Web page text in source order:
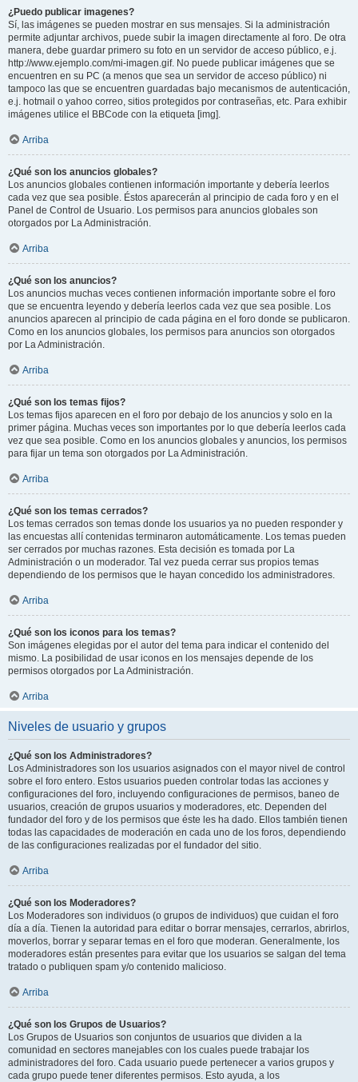
¿Puedo publicar imagenes?
Sí, las imágenes se pueden mostrar en sus mensajes. Si la administración
permite adjuntar archivos, puede subir la imagen directamente al foro. De otra
manera, debe guardar primero su foto en un servidor de acceso público, e.j.
http://www.ejemplo.com/mi-imagen.gif. No puede publicar imágenes que se
encuentren en su PC (a menos que sea un servidor de acceso público) ni
tampoco las que se encuentren guardadas bajo mecanismos de autenticación,
e.j. hotmail o yahoo correo, sitios protegidos por contraseñas, etc. Para exhibir
imágenes utilice el BBCode con la etiqueta [img].
Arriba
¿Qué son los anuncios globales?
Los anuncios globales contienen información importante y debería leerlos
cada vez que sea posible. Éstos aparecerán al principio de cada foro y en el
Panel de Control de Usuario. Los permisos para anuncios globales son
otorgados por La Administración.
Arriba
¿Qué son los anuncios?
Los anuncios muchas veces contienen información importante sobre el foro
que se encuentra leyendo y debería leerlos cada vez que sea posible. Los
anuncios aparecen al principio de cada página en el foro donde se publicaron.
Como en los anuncios globales, los permisos para anuncios son otorgados
por La Administración.
Arriba
¿Qué son los temas fijos?
Los temas fijos aparecen en el foro por debajo de los anuncios y solo en la
primer página. Muchas veces son importantes por lo que debería leerlos cada
vez que sea posible. Como en los anuncios globales y anuncios, los permisos
para fijar un tema son otorgados por La Administración.
Arriba
¿Qué son los temas cerrados?
Los temas cerrados son temas donde los usuarios ya no pueden responder y
las encuestas allí contenidas terminaron automáticamente. Los temas pueden
ser cerrados por muchas razones. Esta decisión es tomada por La
Administración o un moderador. Tal vez pueda cerrar sus propios temas
dependiendo de los permisos que le hayan concedido los administradores.
Arriba
¿Qué son los iconos para los temas?
Son imágenes elegidas por el autor del tema para indicar el contenido del
mismo. La posibilidad de usar iconos en los mensajes depende de los
permisos otorgados por La Administración.
Arriba
Niveles de usuario y grupos
¿Qué son los Administradores?
Los Administradores son los usuarios asignados con el mayor nivel de control
sobre el foro entero. Estos usuarios pueden controlar todas las acciones y
configuraciones del foro, incluyendo configuraciones de permisos, baneo de
usuarios, creación de grupos usuarios y moderadores, etc. Dependen del
fundador del foro y de los permisos que éste les ha dado. Ellos también tienen
todas las capacidades de moderación en cada uno de los foros, dependiendo
de las configuraciones realizadas por el fundador del sitio.
Arriba
¿Qué son los Moderadores?
Los Moderadores son individuos (o grupos de individuos) que cuidan el foro
día a día. Tienen la autoridad para editar o borrar mensajes, cerrarlos, abrirlos,
moverlos, borrar y separar temas en el foro que moderan. Generalmente, los
moderadores están presentes para evitar que los usuarios se salgan del tema
tratado o publiquen spam y/o contenido malicioso.
Arriba
¿Qué son los Grupos de Usuarios?
Los Grupos de Usuarios son conjuntos de usuarios que dividen a la
comunidad en sectores manejables con los cuales puede trabajar los
administradores del foro. Cada usuario puede pertenecer a varios grupos y
cada grupo puede tener diferentes permisos. Esto ayuda, a los